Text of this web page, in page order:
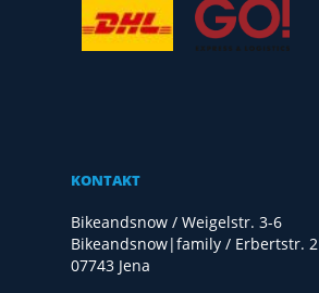
KONTAKT
Bikeandsnow / Weigelstr. 3-6
Bikeandsnow|family / Erbertstr. 2
07743 Jena